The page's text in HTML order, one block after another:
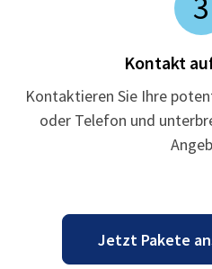
Kontakt
Kontaktieren Sie Ihre
oder Telefon und